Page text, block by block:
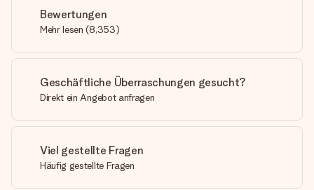
Bewertungen
Mehr lesen (8,353)
Geschäftliche Überraschungen gesucht?
Direkt ein Angebot anfragen
Viel gestellte Fragen
Häufig gestellte Fragen